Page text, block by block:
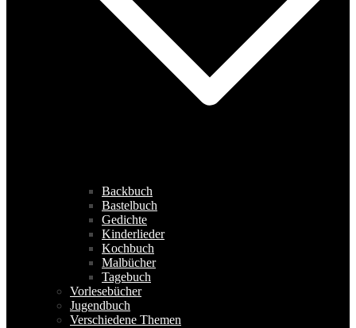
Backbuch
Bastelbuch
Gedichte
Kinderlieder
Kochbuch
Malbücher
Tagebuch
Vorlesebücher
Jugendbuch
Verschiedene Themen